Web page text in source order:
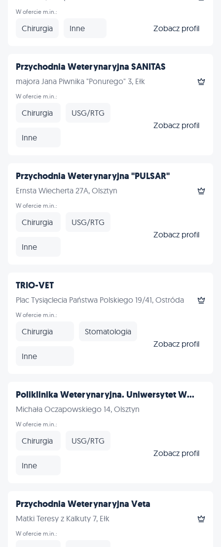
W ofercie m.in.:
Chirurgia Inne Zobacz profil
Przychodnia Weterynaryjna SANITAS
majora Jana Piwnika "Ponurego" 3, Ełk
W ofercie m.in.:
Chirurgia USG/RTG
Inne
Zobacz profil
Przychodnia Weterynaryjna "PULSAR"
Ernsta Wiecherta 27A, Olsztyn
W ofercie m.in.:
Chirurgia USG/RTG
Inne
Zobacz profil
TRIO-VET
Plac Tysiąclecia Państwa Polskiego 19/41, Ostróda
W ofercie m.in.:
Chirurgia Stomatologia
Inne
Zobacz profil
Poliklinika Weterynaryjna. Uniwersytet W...
Michała Oczapowskiego 14, Olsztyn
W ofercie m.in.:
Chirurgia USG/RTG
Inne
Zobacz profil
Przychodnia Weterynaryjna Veta
Matki Teresy z Kalkuty 7, Ełk
W ofercie m.in.: